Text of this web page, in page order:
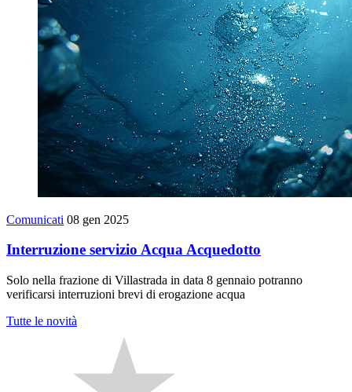
Comunicati 08 gen 2025
Interruzione servizio Acqua Acquedotto
Solo nella frazione di Villastrada in data 8 gennaio potranno
verificarsi interruzioni brevi di erogazione acqua
Tutte le novità